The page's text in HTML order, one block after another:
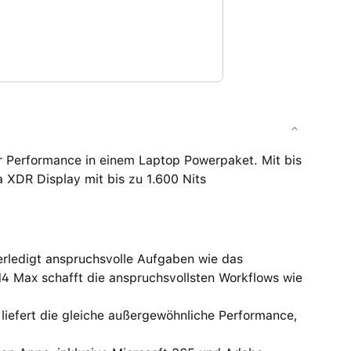
in einem Laptop Powerpaket. Mit bis
Display mit bis zu 1.600 Nits
anspruchsvolle Aufgaben wie das
Max schafft die anspruchsvollsten Workflows wie
die gleiche außergewöhnliche Performance,